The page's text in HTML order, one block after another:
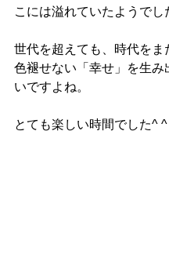
こには溢れていたようでし
世代を超えても、時代をま
色褪せない「幸せ」を生み
いですよね。
とても楽しい時間でした^ ^